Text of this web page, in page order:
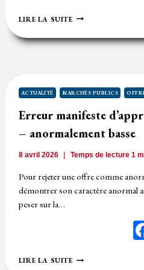
LIRE LA SUITEOFFRE
BASSE
:
PRÉCISE
ACTUALITÉ MARCHÉS PUBLICS
Erreur manifeste
– anormalement basse
8 avril 2026 Temps de lecture1
Pour rejeter une offre comme
démontrer son caractère anormal
peser sur la…
LIRE LA SUITEERREUR